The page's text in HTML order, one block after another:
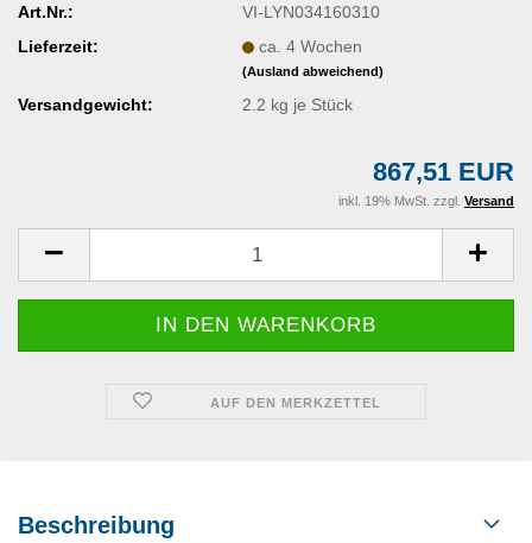
Art.Nr.:
VI-LYN034160310
Lieferzeit:
ca. 4 Wochen
(Ausland abweichend)
Versandgewicht: 2.2 kg je Stück
867,51 EUR
inkl. 19% MwSt. zzgl. Versand
AUF DEN MERKZETTEL
Beschreibung